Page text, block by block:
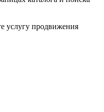
услугу продвижения